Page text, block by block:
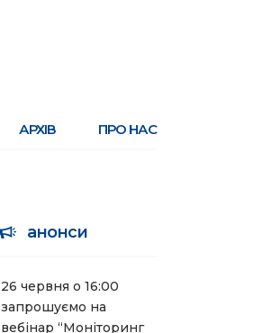
АРХІВ ПРО НАС
анонси
26 червня о 16:00
запрошуємо на
вебінар “Моніторинг